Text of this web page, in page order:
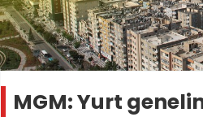
MGM: Yurt